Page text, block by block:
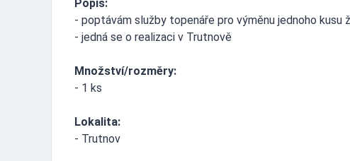
Popis:
- poptávám služby topenáře pro výměnu jednoho kusu
- jedná se o realizaci v Trutnově
Množství/rozměry:
- 1 ks
Lokalita:
- Trutnov